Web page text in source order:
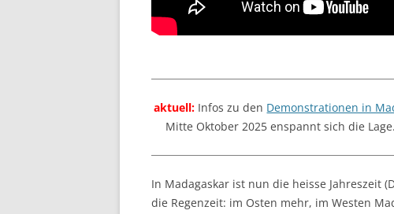
aktuell: Infos zu den Demonstrationen in
Mitte Oktober 2025 enspannt sich die
In Madagaskar ist nun die heisse Jahreszeit
die Regenzeit: im Osten mehr, im Westen